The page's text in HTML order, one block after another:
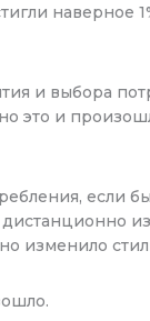
наверное
и выбора
это и
если
дистанционно
изменило